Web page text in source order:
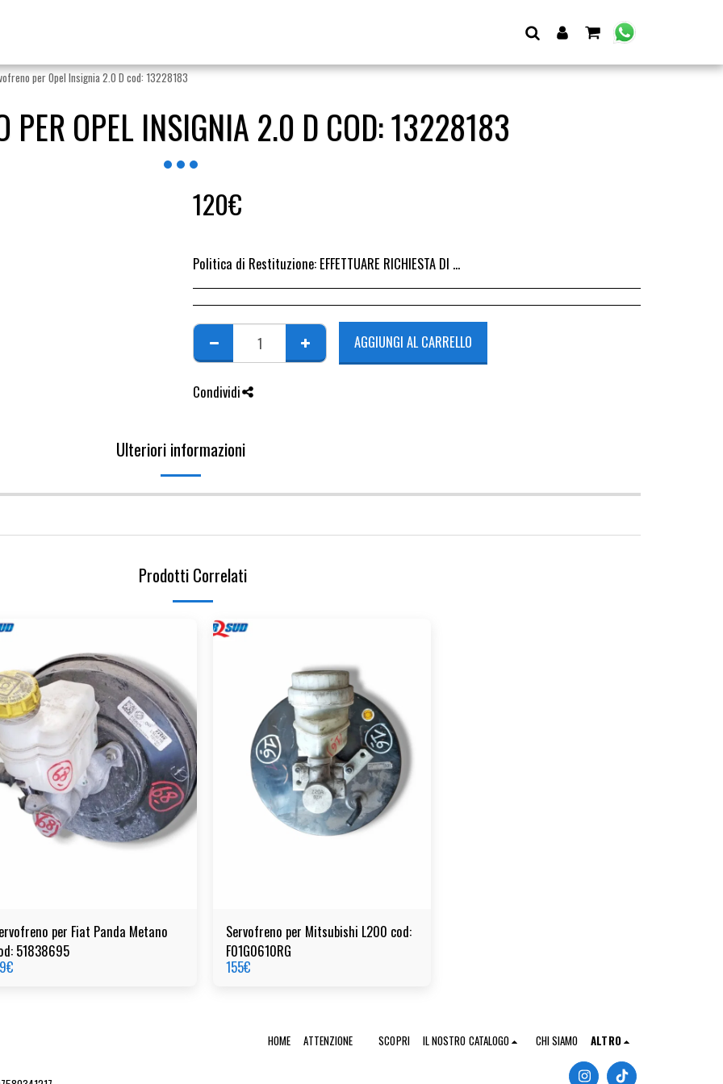
per Opel Insignia 2.0 D cod: 13228183
PER OPEL INSIGNIA 2.0 D COD: 13228183
120€
Politica di Restituzione: EFFETTUARE RICHIESTA DI RESO ENTRO 14 GIORNI DALL&#039;ACQUISTO DEL RICAMBIO, IL RIMBORSO VIENE EMESSO ALLA CONSEGNA DEL RICAMBIO IN SEDE.
AGGIUNGI AL CARRELLO
Condividi
Ulteriori informazioni
Prodotti Correlati
per Fiat Panda Metano
51838695
€
Servofreno per Mitsubishi L200 cod:
F01G0610RG
155€
HOME ATTENZIONE SCOPRI IL NOSTRO CATALOGO CHI SIAMO ALTRO